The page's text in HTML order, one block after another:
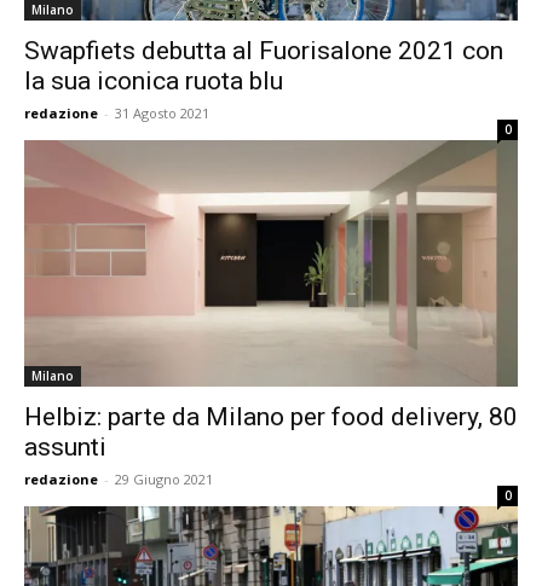
Milano
Swapfiets debutta al Fuorisalone 2021 con
la sua iconica ruota blu
redazione - 31 Agosto 2021
0
Milano
Helbiz: parte da Milano per food delivery, 80
assunti
redazione - 29 Giugno 2021
0